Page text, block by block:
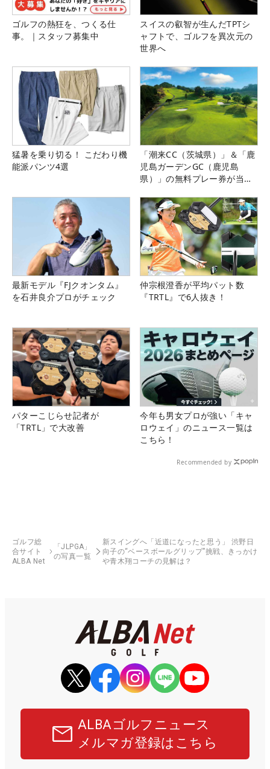
ゴルフの熱狂を、つくる仕
事。｜スタッフ募集中
スイスの叡智が生んだTPTシ
ャフトで、ゴルフを異次元の
世界へ
猛暑を乗り切る！ こだわり機
能派パンツ4選
「潮来CC（茨城県）」＆「鹿
児島ガーデンGC（鹿児島
県）」の無料プレー券が当た
最新モデル『FJクオンタム』
を石井良介プロがチェック
仲宗根澄香が平均パット数
『TRTL』で6人抜き！
パターこじらせ記者が
「TRTL」で大改善
今年も男女プロが強い「キャ
ロウェイ」のニュース一覧は
こちら！
Recommended by
ゴルフ総
合サイト
ALBA Net
「JLPGA」
の写真一覧
新スイングへ「近道になったと思う」 渋野日
向子の“ベースボールグリップ”挑戦、きっかけ
や青木翔コーチの見解は？
ALBAゴルフニュース
メルマガ登録はこちら